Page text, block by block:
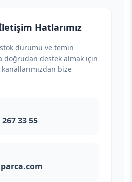
Hatlarımız
durumu ve temin
doğrudan destek almak için
bize
267 33 55